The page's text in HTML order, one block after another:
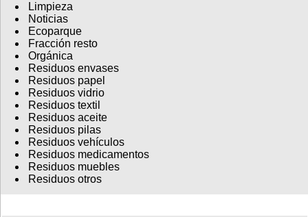
Limpieza
Noticias
Ecoparque
Fracción resto
Orgánica
Residuos envases
Residuos papel
Residuos vidrio
Residuos textil
Residuos aceite
Residuos pilas
Residuos vehículos
Residuos medicamentos
Residuos muebles
Residuos otros